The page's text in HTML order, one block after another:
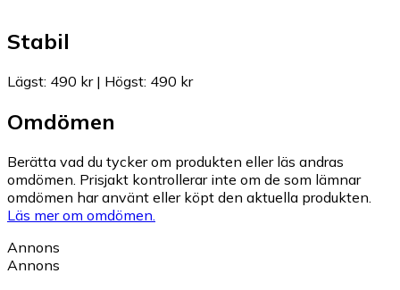
Stabil
Lägst: 490 kr| Högst: 490 kr
Omdömen
Berätta vad du tycker om produkten eller läs andras
omdömen. Prisjakt kontrollerar inte om de som lämnar
omdömen har använt eller köpt den aktuella produkten.
Läs mer om omdömen.
Annons
Annons